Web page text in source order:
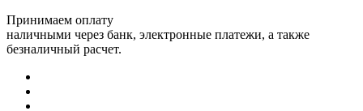
Принимаем оплату
наличными через банк, электронные платежи, а также
безналичный расчет.